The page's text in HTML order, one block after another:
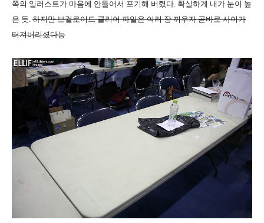
쪽의 일러스트가 마음에 안들어서 포기해 버렸다. 확실하게 내가 눈이 높
은 듯. 하지만 보컬로이드 클리어 파일은 여러 장 끼우자 곧바로 사이가
터져버리셨다능